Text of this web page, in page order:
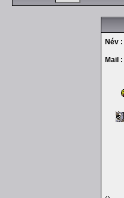
Név :
Mail :